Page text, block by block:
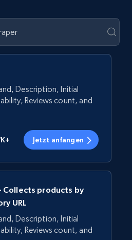
Description, Initial
Reviews count, and
Jetzt anfangen
Collects products by
URL
Description, Initial
Reviews count, and